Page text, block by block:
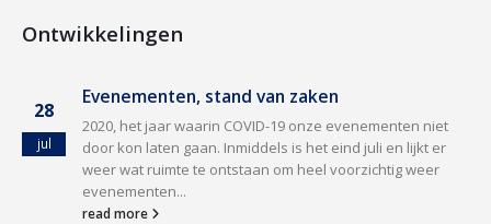
Ontwikkelingen
28
jul
Evenementen, stand van zaken
2020, het jaar waarin COVID-19 onze evenementen niet
door kon laten gaan. Inmiddels is het eind juli en lijkt er
weer wat ruimte te ontstaan om heel voorzichtig weer
evenementen...
read more